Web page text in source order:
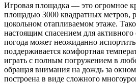
Игровая площадка — это огромное
площадью 3000 квадратных метров,
цокольном отапливаемом этаже.
настоящим спасением для активного
погода может неожиданно
поддерживается комфортная
играть с полным погружением в
обращая внимания на дождь за
построена в виде сложного